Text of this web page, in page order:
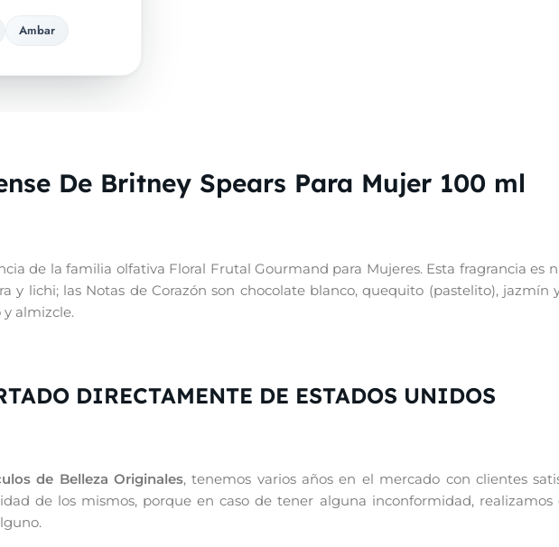
Ambar
De Britney Spears Para Mujer 100 ml
de la familia olfativa Floral Frutal Gourmand para Mujeres. Esta fragrancia es
y lichi; las Notas de Corazón son chocolate blanco, quequito (pastelito), jazmín
y almizcle.
DIRECTAMENTE DE ESTADOS UNIDOS
de Belleza Originales, tenemos varios años en el mercado con clientes
de los mismos, porque en caso de tener alguna inconformidad, realizamos